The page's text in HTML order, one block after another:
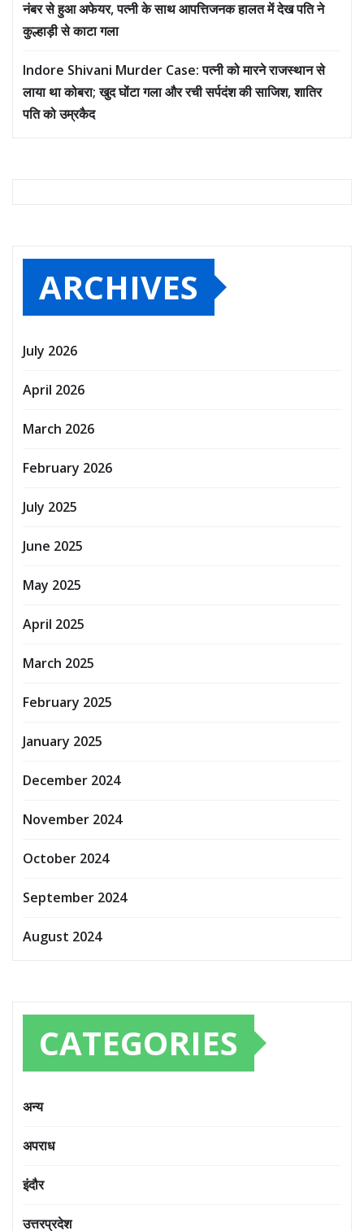
नंबर से हुआ अफेयर, पत्नी के साथ आपत्तिजनक हालत में देख पति ने
कुल्हाड़ी से काटा गला
Indore Shivani Murder Case: पत्नी को मारने राजस्थान से
लाया था कोबरा; खुद घोंटा गला और रची सर्पदंश की साजिश, शातिर
पति को उम्रकैद
ARCHIVES
July 2026
April 2026
March 2026
February 2026
July 2025
June 2025
May 2025
April 2025
March 2025
February 2025
January 2025
December 2024
November 2024
October 2024
September 2024
August 2024
CATEGORIES
अन्य
अपराध
इंदौर
उत्तरप्रदेश